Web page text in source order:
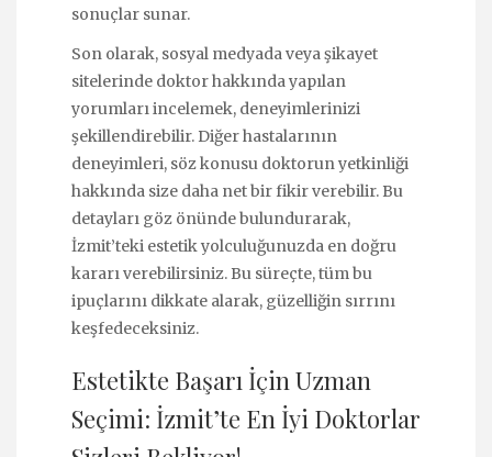
sonuçlar sunar.
Son olarak, sosyal medyada veya şikayet
sitelerinde doktor hakkında yapılan
yorumları incelemek, deneyimlerinizi
şekillendirebilir. Diğer hastalarının
deneyimleri, söz konusu doktorun yetkinliği
hakkında size daha net bir fikir verebilir. Bu
detayları göz önünde bulundurarak,
İzmit’teki estetik yolculuğunuzda en doğru
kararı verebilirsiniz. Bu süreçte, tüm bu
ipuçlarını dikkate alarak, güzelliğin sırrını
keşfedeceksiniz.
Estetikte Başarı İçin Uzman
Seçimi: İzmit’te En İyi Doktorlar